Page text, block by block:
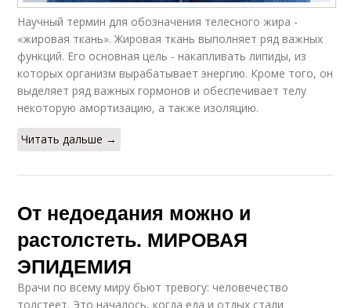
Научный термин для обозначения телесного жира -
«жировая ткань». Жировая ткань выполняет ряд важных
функций. Его основная цель - накапливать липиды, из
которых организм вырабатывает энергию. Кроме того, он
выделяет ряд важных гормонов и обеспечивает телу
некоторую амортизацию, а также изоляцию.
Читать дальше →
От недоедания можно и
растолстеть. МИРОВАЯ
ЭПИДЕМИЯ
Врачи по всему миру бьют тревогу: человечество
толстеет. Это началось, когда еда и отдых стали